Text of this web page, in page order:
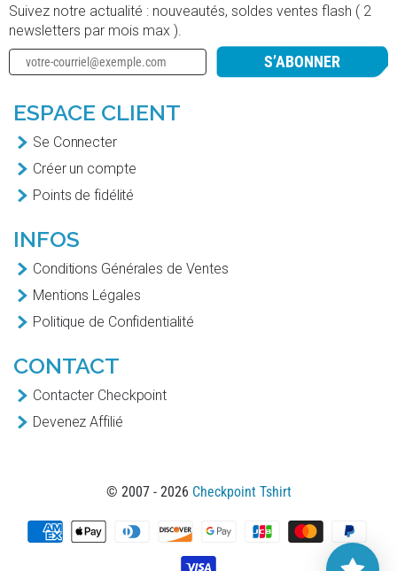
Suivez notre actualité : nouveautés, soldes ventes flash ( 2
newsletters par mois max ).
S’ABONNER
ESPACE CLIENT
Se Connecter
Créer un compte
Points de fidélité
INFOS
Conditions Générales de Ventes
Mentions Légales
Politique de Confidentialité
CONTACT
Contacter Checkpoint
Devenez Affilié
© 2007 - 2026 Checkpoint Tshirt